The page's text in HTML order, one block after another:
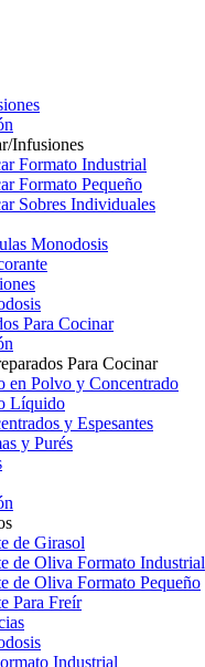
Infusiones
Formato Industrial
Formato Pequeño
Sobres Individuales
Monodosis
Para Cocinar
Para Cocinar
en Polvo y Concentrado
Líquido
y Espesantes
y Purés
de Girasol
de Oliva Formato Industrial
de Oliva Formato Pequeño
Para Freír
Industrial